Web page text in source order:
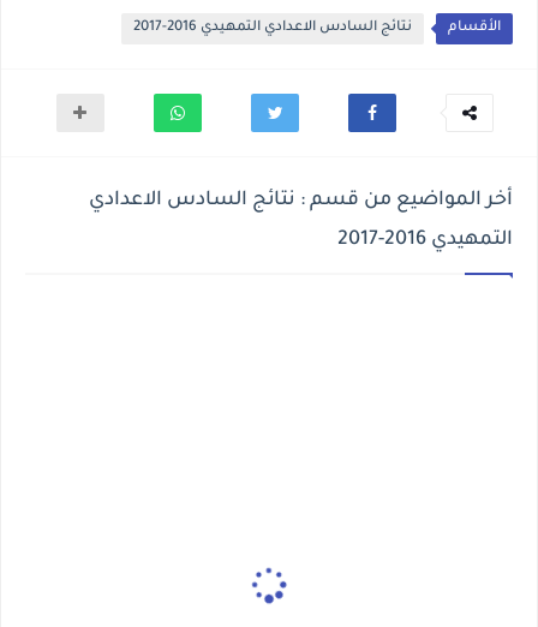
الأقسام نتائج السادس الاعدادي التمهيدي 2016-2017
أخر المواضيع من قسم : نتائج السادس الاعدادي
التمهيدي 2016-2017